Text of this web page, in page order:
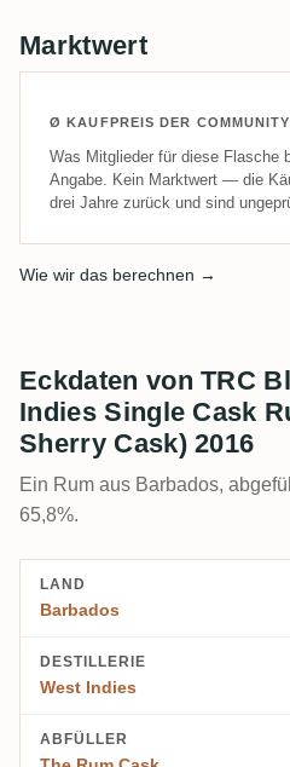
Marktwert
Ø KAUFPREIS DER COMMUNITY
Was Mitglieder für diese Flasche
Angabe. Kein Marktwert — die
drei Jahre zurück und sind
Wie wir das berechnen →
Eckdaten von TRC
Indies Single Cask
Sherry Cask) 2016
Ein Rum aus Barbados,
65,8%.
LAND
Barbados
DESTILLERIE
West Indies
ABFÜLLER